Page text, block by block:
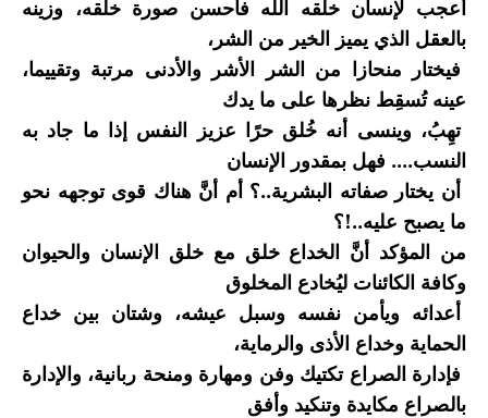
أعجب لإنسان خلقه الله فأحسن صورة خلقه، وزينه
بالعقل الذي يميز الخير من الشر،
فيختار منحازا من الشر الأشر والأدنى مرتبة وتقييما،
عينه تُسقِط نظرها على ما يدك
تهِبُ، وينسى أنه خُلق حرًا عزيز النفس إذا ما جاد به
النسب.... فهل بمقدور الإنسان
أن يختار صفاته البشرية..؟ أم أنَّ هناك قوى توجهه نحو
ما يصبح عليه..!؟
من المؤكد أنَّ الخداع خلق مع خلق الإنسان والحيوان
وكافة الكائنات ليُخادع المخلوق
أعدائه ويأمن نفسه وسبل عيشه، وشتان بين خداع
الحماية وخداع الأذى والرماية،
فإدارة الصراع تكتيك وفن ومهارة ومنحة ربانية، والإدارة
بالصراع مكايدة وتنكيد وأفق